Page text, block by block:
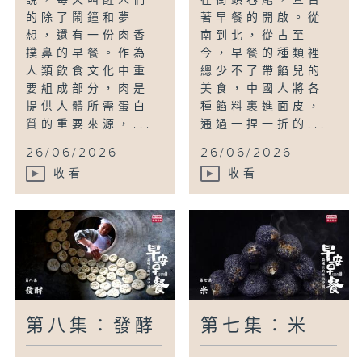
的除了鬧鐘和夢
想，還有一份肉香
撲鼻的早餐。作為
人類飲食文化中重
要組成部分，肉是
提供人體所需蛋白
質的重要來源，...
26/06/2026
收看
著早餐的開啟。從
南到北，從古至
今，早餐的種類裡
總少不了帶餡兒的
美食，中國人將各
種餡料裹進面皮，
通過一捏一折的...
26/06/2026
收看
第八集：發酵 第七集：米